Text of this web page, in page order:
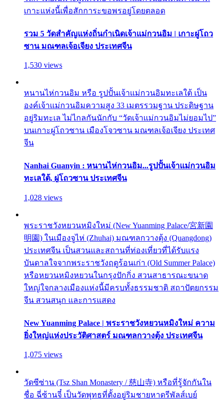
เกาะแห่งนี้เพื่อสักการะขอพรอยู่โดยตลอด
รวม 5 วัดสำคัญแห่งถิ่นกำเนิดเจ้าแม่กวนอิม | เกาะผู่โถว
ซาน มณฑลเจ้อเจียง ประเทศจีน
1,530 views
หนานไห่กวนอิม หรือ รูปปั้นเจ้าแม่กวนอิมทะเลใต้ เป็น
องค์เจ้าแม่กวนอิมความสูง 33 เมตรรวมฐาน ประดิษฐาน
อยู่ริมทะเล ไม่ไกลกันนักกับ “วัดเจ้าแม่กวนอิมไม่ยอมไป”
บนเกาะผู่โถวซาน เมืองโจวซาน มณฑลเจ้อเจียง ประเทศ
จีน
Nanhai Guanyin : หนานไห่กวนอิม...รูปปั้นเจ้าแม่กวนอิม
ทะเลใต้, ผู่โถวซาน ประเทศจีน
1,028 views
พระราชวังหยวนหมิงใหม่ (New Yuanming Palace/宮新園
明園) ในเมืองจูไห่ (Zhuhai) มณฑลกวางตุ้ง (Quangdong)
ประเทศจีน เป็นสวนและสถานที่ท่องเที่ยวที่ได้รับแรง
บันดาลใจจากพระราชวังฤดูร้อนเก่า (Old Summer Palace)
หรือหยวนหมิงหยวนในกรุงปักกิ่ง สวนสาธารณะขนาด
ใหญ่ใจกลางเมืองแห่งนี้มีครบทั้งธรรมชาติ สถาปัตยกรรม
จีน สวนสนุก และการแสดง
New Yuanming Palace | พระราชวังหยวนหมิงใหม่ ความ
ยิ่งใหญ่แห่งประวัติศาสตร์ มณฑลกวางตุ้ง ประเทศจีน
1,075 views
วัดซีซ่าน (Tsz Shan Monastery / 慈山寺) หรือที่รู้จักกันใน
ชื่อ ฉี่ซ้านจี๋ เป็นวัดพุทธที่ตั้งอยู่ริมชายหาดรีพัลส์เบย์